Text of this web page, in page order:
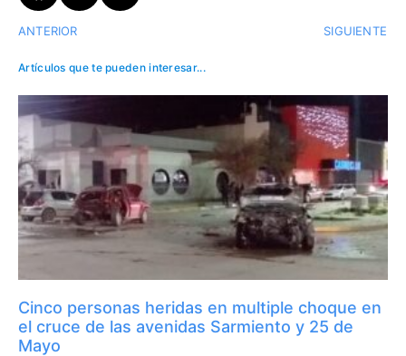
ANTERIOR SIGUIENTE
Artículos que te pueden interesar...
Cinco personas heridas en multiple choque en
el cruce de las avenidas Sarmiento y 25 de
Mayo